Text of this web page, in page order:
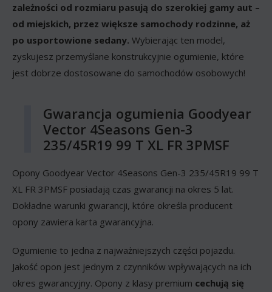
zależności od rozmiaru pasują do szerokiej gamy aut –
od miejskich, przez większe samochody rodzinne, aż
po usportowione sedany. Wybierając ten model,
zyskujesz przemyślane konstrukcyjnie ogumienie, które
jest dobrze dostosowane do samochodów osobowych!
Gwarancja ogumienia Goodyear
Vector 4Seasons Gen-3
235/45R19 99 T XL FR 3PMSF
Opony Goodyear Vector 4Seasons Gen-3 235/45R19 99 T
XL FR 3PMSF posiadają czas gwarancji na okres 5 lat.
Dokładne warunki gwarancji, które określa producent
opony zawiera karta gwarancyjna.
Ogumienie to jedna z najważniejszych części pojazdu.
Jakość opon jest jednym z czynników wpływających na ich
okres gwarancyjny. Opony z klasy premium cechują się